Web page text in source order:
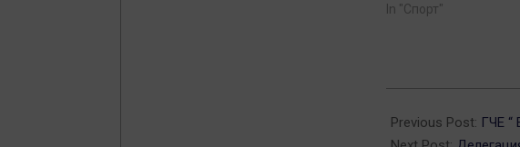
In "Спорт"
03-
Previous Post: ГЧЕ “